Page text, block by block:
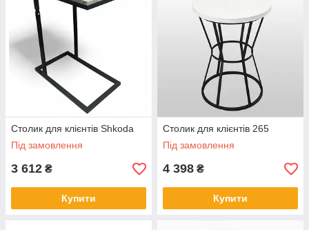
Столик для клієнтів Shkoda
Під замовлення
3 612 ₴
Купити
Столик для клієнтів 265
Під замовлення
4 398 ₴
Купити